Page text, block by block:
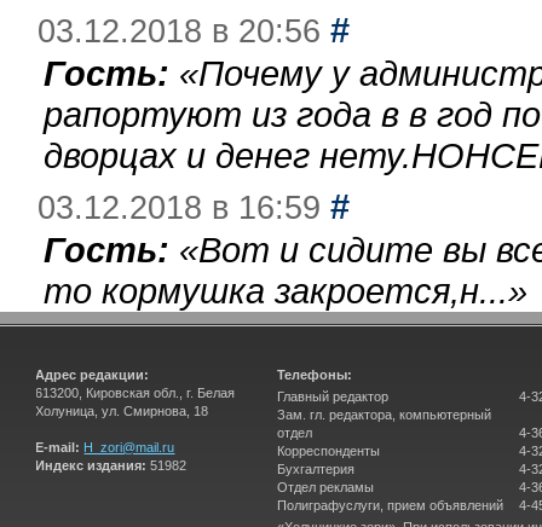
03.12.2018 в 20:56 #
Гость: «Почему у
рапортуют из года в в год
дворцах и денег
03.12.2018 в 16:59 #
Гость: «Вот и сидите вы
то кормушка закроется,н...»
Адрес редакции:
613200, Кировская обл., г. Белая
Холуница, ул. Смирнова, 18
E-mail: H_zori@mail.ru
Индекс издания: 51982
Телефоны:
Главный редактор
Зам. гл. редактора, компьютерный
отдел
Корреспонденты
Бухгалтерия
Отдел рекламы
Полиграфуслуги, прием объявлений
4-
4-
4-
4-
4-
4-